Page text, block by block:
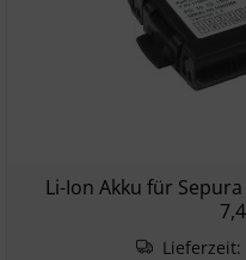
Li-Ion Akku für Sepura
Lieferzeit: